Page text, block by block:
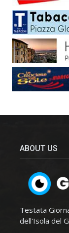
ABOUT US
Testata
dell'Isola del